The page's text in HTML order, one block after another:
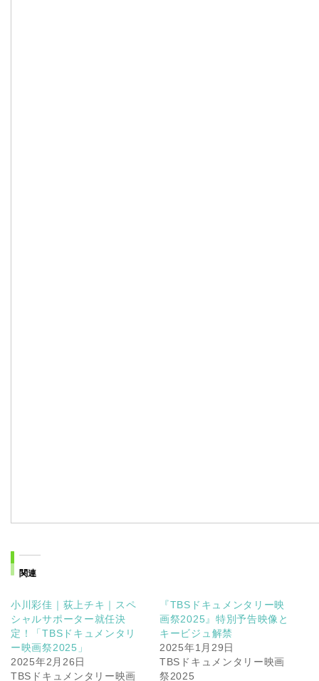
関連
小川彩佳｜荻上チキ｜スペ
シャルサポーター就任決
定！「TBSドキュメンタリ
ー映画祭2025」
2025年2月26日
TBSドキュメンタリー映画
『TBSドキュメンタリー映
画祭2025』特別予告映像と
キービジュ解禁
2025年1月29日
TBSドキュメンタリー映画
祭2025